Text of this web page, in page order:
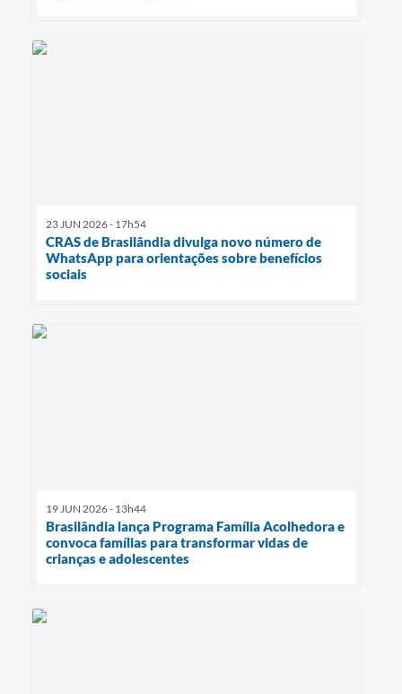
23 JUN 2026 - 17h54
CRAS de Brasilândia divulga novo número de
WhatsApp para orientações sobre benefícios
sociais
19 JUN 2026 - 13h44
Brasilândia lança Programa Família Acolhedora e
convoca famílias para transformar vidas de
crianças e adolescentes